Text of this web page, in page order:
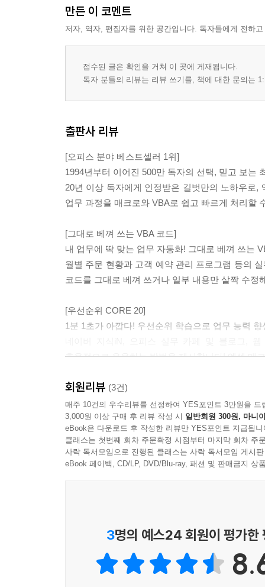
Section 10 월별 주문 현황 대시보드 작성하기
★〈핵심기능〉 01 프로그램의 전체 기능 미리 살
〈실무예제〉 04 숫자 형태의 텍스트를 숫자로 변
〈실무예제〉 06 로그인 기능으로 관리자 메뉴 표
★〈실무예제〉 08 콤보 상자 컨트롤로 피벗 테이
핵심! 실무 노트 393
Section 11 고객 및 예약 관리 프로그램 작성하기
★〈핵심기능〉 01 프로그램의 전체 기능 미리 살
〈실무예제〉 03 목록 상자 컨트롤로 시트 이동하
〈실무예제〉 04 [고객정보 조회] 폼 디자인하기
★〈실무예제〉 05 [고객정보 조회] 폼의 검색 기능
★〈실무예제〉 06 [고객정보 조회] 폼에 상세 정
〈실무예제〉 08 [강좌 조회] 폼 디자인하기 422
〈실무예제〉 12 [강좌 조회] 폼과 [예약 조회] 폼
〈실무예제〉 13 [예약 조회] 폼에 강좌 예약, 예약
〈실무예제〉 14 [예약 조회] 폼에 출석부 출력 기
리뷰! 실무 예제 440
핵심! 실무 노트 441
〈실무예제〉 04 차트 작성하고 삭제하기 457
〈실무예제〉 06 자동으로 워드 문서 만들기 462
만든 이 코멘트
저자, 역자, 편집자를 위한 공간입니다. 독자들에게 전하
접수된 글은 확인을 거쳐 이 곳에 게재됩니다.
독자 분들의 리뷰는 리뷰 쓰기를, 책에 대한 문의는
출판사 리뷰
[오피스 분야 베스트셀러 1위]
1994년부터 이어진 500만 독자의 선택, 믿고 보는
20년 이상 독자에게 인정받은 길벗만의 노하우로
업무 과정을 매크로와 VBA로 쉽고 빠르게 처리할
[그대로 베껴 쓰는 VBA 코드]
내 업무에 딱 맞는 업무 자동화! 그대로 베껴 쓰는
월별 주문 현황과 고객 예약 관리 프로그램 등의
코드를 그대로 베껴 쓰거나 일부 내용만 살짝 수
[우선순위 CORE 20]
1분 1초가 아깝다! 우선순위 학습으로 업무 능력 향
효율적으로 응용하는 방법을 제시합니다! 엑셀 매
회원리뷰 (3건)
매주 10건의 우수리뷰를 선정하여 YES포인트 3만원을 드
3,000원 이상 구매 후 리뷰 작성 시 일반회원 300원, 마니
eBook은 다운로드 후 작성한 리뷰만 YES포인트 지급됩니
클래스는 첫번째 회차 주문확정 시점부터 마지막 회차 주
사락 독서모임으로 진행된 클래스는 사락 독서모임 게시
eBook 페이백, CD/LP, DVD/Blu-ray, 패션 및 판매금지 상
3명의 예스24 회원이 평가한